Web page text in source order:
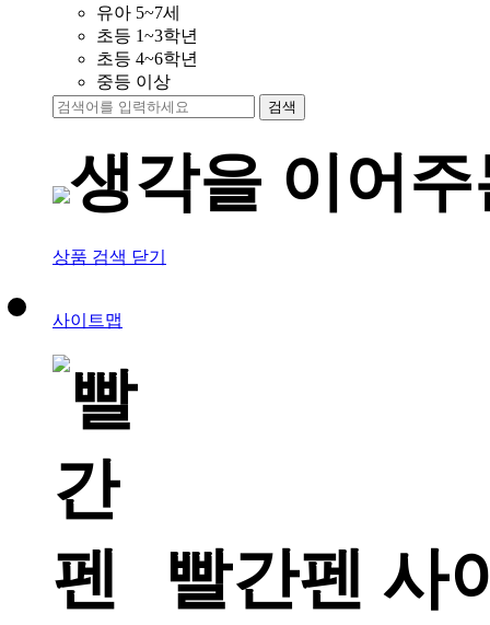
유아 5~7세
초등 1~3학년
초등 4~6학년
중등 이상
검색
생각을 이어
상품 검색 닫기
사이트맵
빨간펜 사